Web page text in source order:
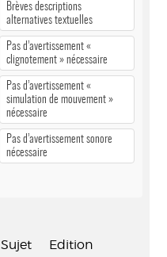
Brèves descriptions
alternatives textuelles
Pas d’avertissement «
clignotement » nécessaire
Pas d’avertissement «
simulation de mouvement »
nécessaire
Pas d’avertissement sonore
nécessaire
Sujet Edition